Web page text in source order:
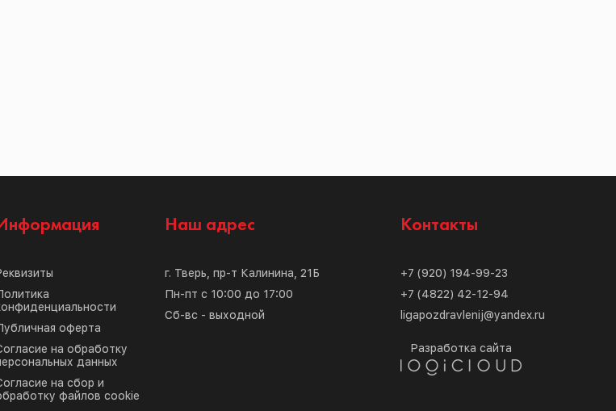
оферта
на обработку
данных
на сбор и
файлов cookie
Наш адрес
г. Тверь, пр-т Калинина, 21Б
Пн-пт с 10:00 до 17:00
Сб-вс - выходной
Контакты
+7 (920) 194-99-23
+7 (4822) 42-12-94
ligapozdravlenij@yandex.ru
Разработка сайта